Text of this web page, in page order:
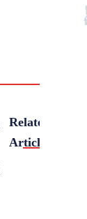
Related
Articles